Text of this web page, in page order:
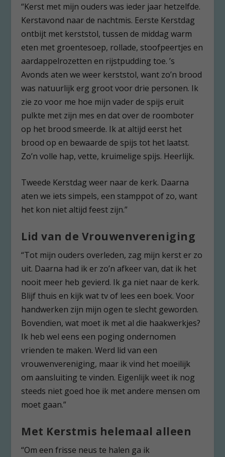
“Kerst met mijn ouders was ieder jaar hetzelfde.
Kerstavond naar de nachtmis. Eerste Kerstdag
ontbijt met kerststol, tussen de middag warm
eten met groentesoep, rollade, stoofpeertjes en
aardappelrozetten en rijstpudding toe. ’s
Avonds aten we weer kerststol, want zo’n brood
was natuurlijk erg groot voor drie personen. Ik
zie zo voor me hoe mijn vader de spijs eruit
pulkte met zijn mes en dat over de roomboter
op het brood smeerde. Ik at altijd eerst het
brood op en bewaarde de spijs tot het laatst.
Zo’n volle hap, vette, kruimelige spijs. Heerlijk.
Tweede Kerstdag weer naar de kerk. Daarna
aten we iets simpels, een stamppot of zo, want
het kon niet altijd feest zijn.”
Lid van de Vrouwenvereniging
“Tot mijn ouders overleden, zag mijn kerst er zo
uit. Daarna had ik er zo’n afkeer van, dat ik het
nooit meer heb gevierd. Ik ga niet naar de kerk.
Blijf thuis en kijk wat tv of lees een boek. Voor
handwerken zijn mijn ogen te slecht geworden.
Bovendien, wat moet ik met al die haakwerkjes?
Ik heb wel eens een poging ondernomen
vrienden te maken. Werd lid van een
vrouwenvereniging, maar ik vind het moeilijk
om aansluiting te vinden. Eigenlijk weet ik nog
steeds niet goed hoe ik met andere mensen om
moet gaan.”
Met Kerstmis helemaal alleen
“Om een frisse neus te halen ga ik